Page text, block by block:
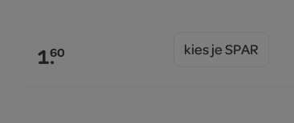
1.60 kies je SPAR